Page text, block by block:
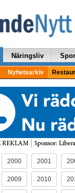
Näringsliv
Nyhetsarkiv
2000 2001
2009 2010